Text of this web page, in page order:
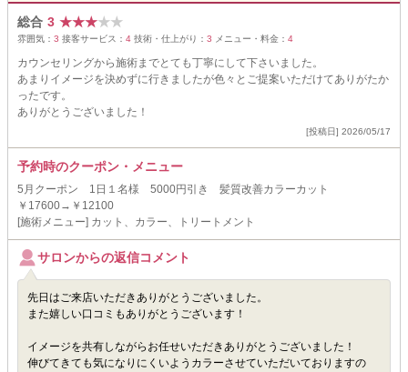
総合 3 ★★★★★
雰囲気： 3 接客サービス： 4 技術・仕上がり： 3 メニュー・料金： 4
カウンセリングから施術までとても丁寧にして下さいました。
あまりイメージを決めずに行きましたが色々とご提案いただけてありがたか
ったです。
ありがとうございました！
[投稿日] 2026/05/17
予約時のクーポン・メニュー
5月クーポン 1日１名様 5000円引き 髪質改善カラーカット
￥17600→￥12100
[施術メニュー] カット、カラー、トリートメント
サロンからの返信コメント
先日はご来店いただきありがとうございました。
また嬉しい口コミもありがとうございます！
イメージを共有しながらお任せいただきありがとうございました！
伸びてきても気になりにくいようカラーさせていただいておりますの